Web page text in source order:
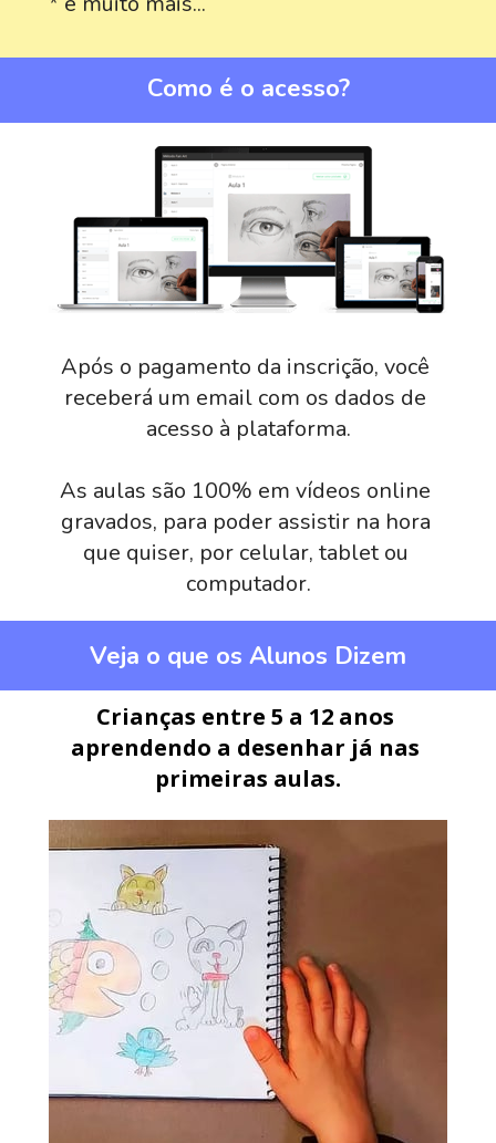
Como é o acesso?
Após o pagamento da inscrição, você
receberá um email com os dados de
acesso à plataforma.
As aulas são 100% em vídeos online
gravados, para poder assistir na hora
que quiser, por celular, tablet ou
computador.
Veja o que os Alunos Dizem
Crianças entre 5 a 12 anos
aprendendo a desenhar já nas
primeiras aulas.